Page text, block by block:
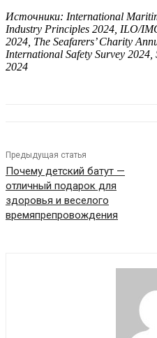
Источники: International
Industry Principles 2024, ILO/
2024, The Seafarers’ Charity
International Safety Survey 2024,
2024
Предыдущая статья
Почему детский батут —
отличный подарок для
здоровья и веселого
времяпрепровождения